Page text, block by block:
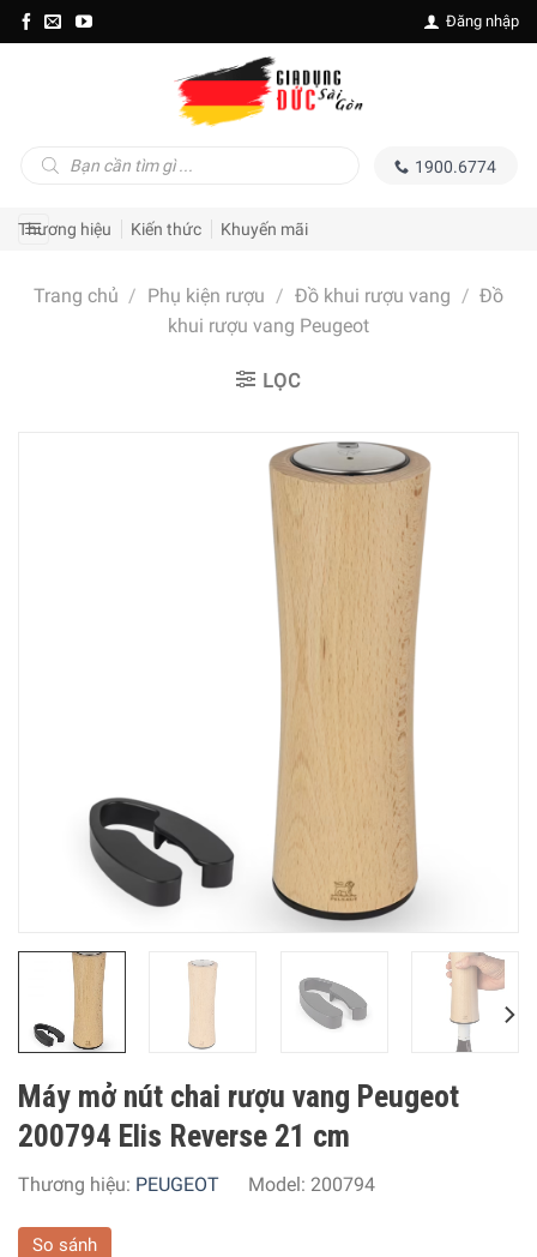
Skip
to
Đăng nhập
kiếm
1900.6774
Thương hiệu Kiến thức Khuyến mãi
Trang chủ / Phụ kiện rượu / Đồ khui rượu vang / Đồ
khui rượu vang Peugeot
LỌC
Máy mở nút chai rượu vang Peugeot
200794 Elis Reverse 21 cm
Thương hiệu: PEUGEOT Model: 200794
So sánh